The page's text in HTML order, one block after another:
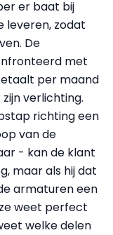
er baat bij
leveren, zodat
De
met
per maand
verlichting.
richting een
van de
- kan de klant
maar als hij dat
armaturen een
weet perfect
welke delen